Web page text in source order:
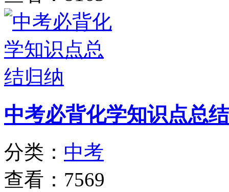
中考必背化学知识点总
分类： 中考
查看：7569